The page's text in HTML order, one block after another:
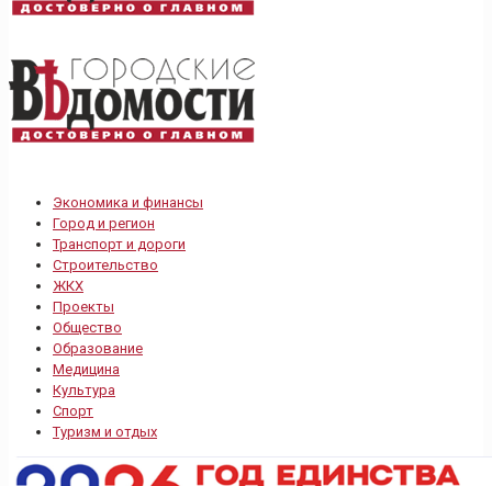
Экономика и финансы
Город и регион
Транспорт и дороги
Строительство
ЖКХ
Проекты
Общество
Образование
Медицина
Культура
Спорт
Туризм и отдых